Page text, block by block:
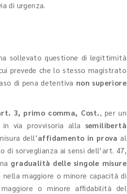
di urgenza.
sollevato questione di legittimità
prevede che lo stesso magistrato
di pena detentiva non superiore
3, primo comma, Cost., per un
via provvisoria alla semilibertà
dell’affidamento in prova al
di sorveglianza ai sensi dell’art. 47,
gradualità delle singole misure
maggiore o minore capacità di
o minore affidabilità del